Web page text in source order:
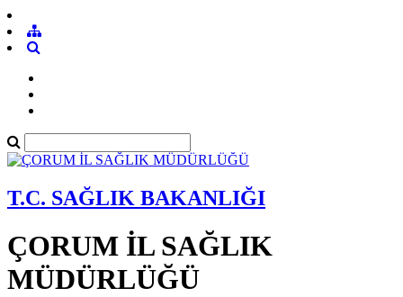
T.C. SAĞLIK BAKANLIĞI
ÇORUM İL SAĞLIK
MÜDÜRLÜĞÜ